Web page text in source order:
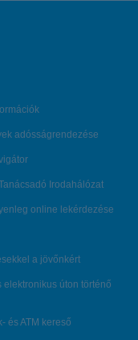
adósságrendezése
Irodahálózat
online lekérdezése
a jövőnkért
elektronikus úton történő
és ATM kereső